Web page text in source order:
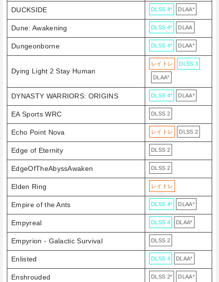
DUCKSIDE DLSS 4* DLAA*
Dune: Awakening DLSS 4* DLAA
Dungeonborne DLSS 4* DLAA*
Dying Light 2 Stay Human
レイトレ DLSS 3
DLAA*
DYNASTY WARRIORS: ORIGINS DLSS 4* DLAA*
EA Sports WRC DLSS 2
Echo Point Nova レイトレ DLSS 2
Edge of Eternity DLSS 2
EdgeOfTheAbyssAwaken DLSS 2
Elden Ring レイトレ
Empire of the Ants DLSS 4* DLAA*
Empyreal DLSS 4 DLAA*
Empyrion - Galactic Survival DLSS 2
Enlisted DLSS 4 DLAA*
Enshrouded DLSS 2* DLAA*